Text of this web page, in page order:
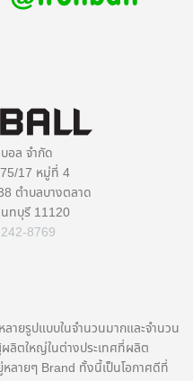
อล จำกัด
17 หมู่ที่ 4
ตำบลบางตลาด
นทบุรี 11120
8769
ายรูปแบบในจำนวนมากและจำนวน
ผลิตใหญ่ในต่างประเทศที่ผลิต
ลายๆ Brand ทั้งนี้เป็นโอกาศดีที่